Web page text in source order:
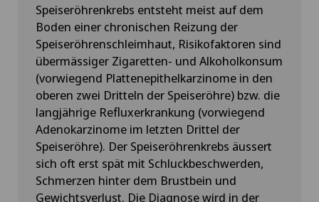
Speiseröhrenkrebs entsteht meist auf dem
Boden einer chronischen Reizung der
Speiseröhrenschleimhaut, Risikofaktoren sind
übermässiger Zigaretten- und Alkoholkonsum
(vorwiegend Plattenepithelkarzinome in den
oberen zwei Dritteln der Speiseröhre) bzw. die
langjährige Refluxerkrankung (vorwiegend
Adenokarzinome im letzten Drittel der
Speiseröhre). Der Speiseröhrenkrebs äussert
sich oft erst spät mit Schluckbeschwerden,
Schmerzen hinter dem Brustbein und
Gewichtsverlust. Die Diagnose wird in der